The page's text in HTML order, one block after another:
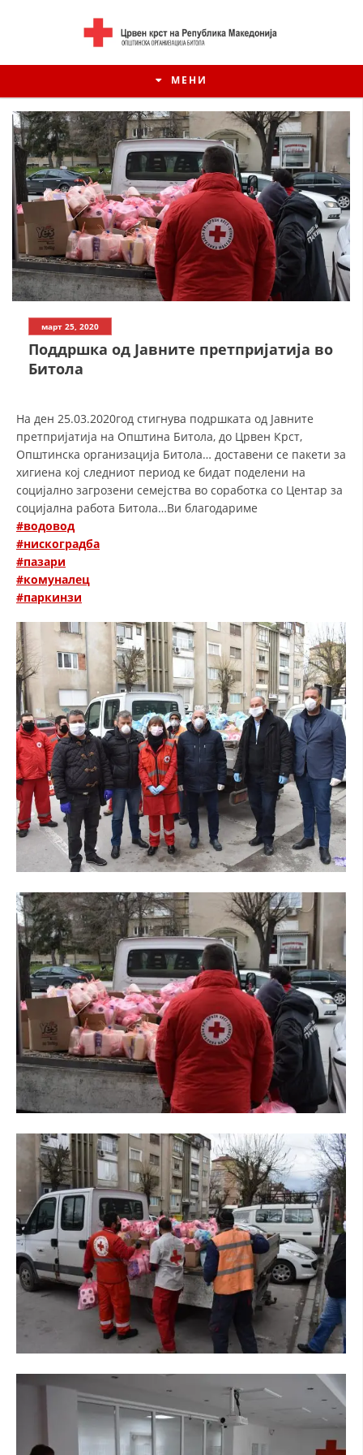
МЕНИ
ИСТОРИЈАТ НА ЦКРМ
ЧЛЕНСТВО ВО ПРОФЕСИОНАЛНИ ТЕЛА
ЗАКОН ЗА ЦКРМ
ОРГАНИЗАЦИЈА И РАЗВОЈ
РАКОВОДЕН ОДБОР
СОБРАНИЕ
СТРУКТУРА И ОРГАНИЗАЦИОНА ПОСТАВЕНОСТ
ДИСЕМИНАЦИЈА
MЕЃУНАРОДНО ХУМАНИТАРНО ПРАВО
ПРОМОЦИЈА НА ХУМАНИ ВРЕДНОСТИ
УПОТРЕБА И ЗАШТИТА НА АМБЛЕМОТ
СОЦИЈАЛНО ХУМАНИТАРНА ДЕЈНОСТ
КАКО ДА ДОНИРАТЕ
ПОДГОТВЕНОСТ И ДЕЈСТВО ПРИ КАТАСТРОФИ
ТИМОВИ НА ООЦК
СПАСИТЕЛНА СТАНИЦА ВОДНО
ПРОЕКТИ – ПОДГОТВЕНОСТ И ДЕЈСТВУВАЊЕ ПРИ КАТАСТРОФИ
ОДНОСИ СО ЈАВНОСТ
ИСТРАЖУВАЊЕ НА ЈАВНО МИСЛЕЊЕ
МЕЃУНАРОДНА СОРАБОТКА
ДОГОВОРИ
ЗНАЧЕЊЕ НА СЛУЖБАТА ЗА БАРАЊЕ
ФОРМУЛАРИ ЗА БАРАЊА
ЗДРАВСТВЕНО ПРЕВЕНТИВНА ДЕЈНОСТ
ПРВА ПОМОШ
КРВОДАРИТЕЛСТВО
ИНФОРМАЦИИ ЗА БОЛЕСТИ
март 25, 2020
Поддршка од Јавните претпријатија во
Битола
На ден 25.03.2020год стигнува подршката од Јавните
претпријатија на Општина Битола, до Црвен Крст,
Општинска организација Битола… доставени се пакети за
хигиена кој следниот период ке бидат поделени на
социјално загрозени семејства во соработка со Центар за
социјална работа Битола…Ви благодариме
#водовод
#нискоградба
#пазари
#комуналец
#паркинзи